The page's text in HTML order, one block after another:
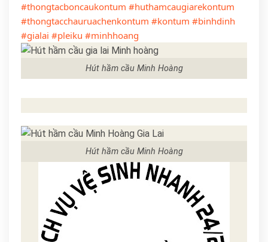
#thongtacboncaukontum #huthamcaugiarekontum
#thongtacchauruachenkontum #kontum #binhdinh
#gialai #pleiku #minhhoang
Hút hầm cầu Minh Hoàng
Hút hầm cầu Minh Hoàng